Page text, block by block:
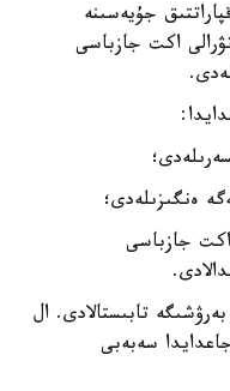
جۇيەسىنە
اكت جازباسى
ەنگىزىلەدى؛
جازباسى
تابىستالادى. ال
سەبەبى